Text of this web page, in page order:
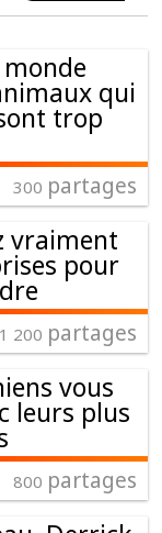
qui
trop
300 partages
vraiment
pour
1 200 partages
vous
leurs plus
800 partages